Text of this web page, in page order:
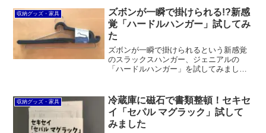
高さも選べますし、カラーは12色、幅木
よけカット加工や配線裏板穴加工もでき
ます。
収納グッズ・家具
ズボンが一瞬で掛けられる!?新感
覚「ハードルハンガー」試してみ
た
ズボンが一瞬で掛けられるという新感覚
のスラックスハンガー、ジェニアルの
「ハードルハンガー」を試してみまし
がなく、普通のハンガーで腰の部分を掛
ける人にオススメできると思います。
収納グッズ・家具
冷蔵庫に磁石で書類整頓！セキセ
イ「セパル マグラック」試して
みました